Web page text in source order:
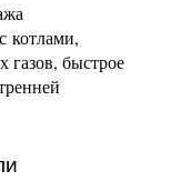
котлами,
быстрое